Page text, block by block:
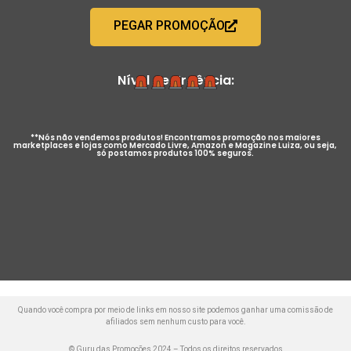
PEGAR PROMOÇÃO
Nível de Urgência:
**Nós não vendemos produtos! Encontramos promoção nos maiores
marketplaces e lojas como Mercado Livre, Amazon e Magazine Luiza, ou seja,
só postamos produtos 100% seguros.
Quando você compra por meio de links em nosso site podemos ganhar uma comissão de
afiliados sem nenhum custo para você.
© Guru das Promoções 2024 – Todos os direitos reservados